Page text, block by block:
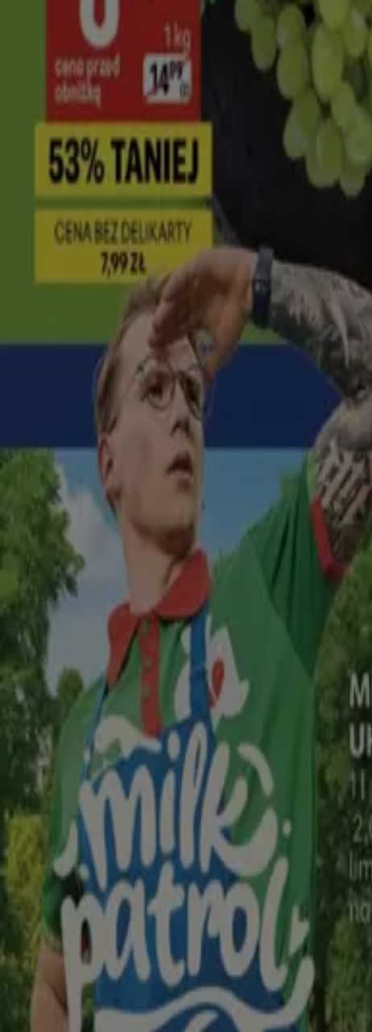
Świetne rabaty na wybrane produkty
Wygasa 9.08Wołomin
Nowy
Groszek
Nasze najlepsze oferty dla Ciebie
Wygasa 12.08Wołomin
Nowy
Groszek
Odkryj atrakcyjne oferty
Wygasa 12.08
Wołomin
Groszek
Najlepsze oferty dla oszczędnych
Wygasa 12.08
Wołomin
Nowy
Groszek gazetka
Wygasa 12.08Wołomin
Nowy
Selgros
Jeszcze więcej super promocji!
Wygasa 12.08Wołomin
Nowy
Delikatesy Centrum
Najlepsze oferty dla wszystkich klientów
Wygasa 19.08Wołomin